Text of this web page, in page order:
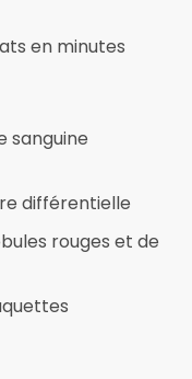
en minutes
sanguine
différentielle
rouges et de